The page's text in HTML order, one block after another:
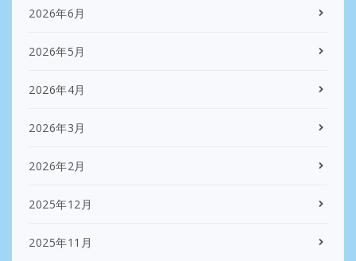
2026年6月
2026年5月
2026年4月
2026年3月
2026年2月
2025年12月
2025年11月